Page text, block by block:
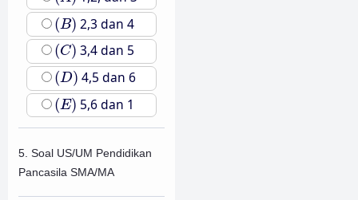
(B)
(B) 2,3 dan 4
(C)
(C) 3,4 dan 5
(D)
(D) 4,5 dan 6
(E)
(E) 5,6 dan 1
5. Soal US/UM Pendidikan
Pancasila SMA/MA